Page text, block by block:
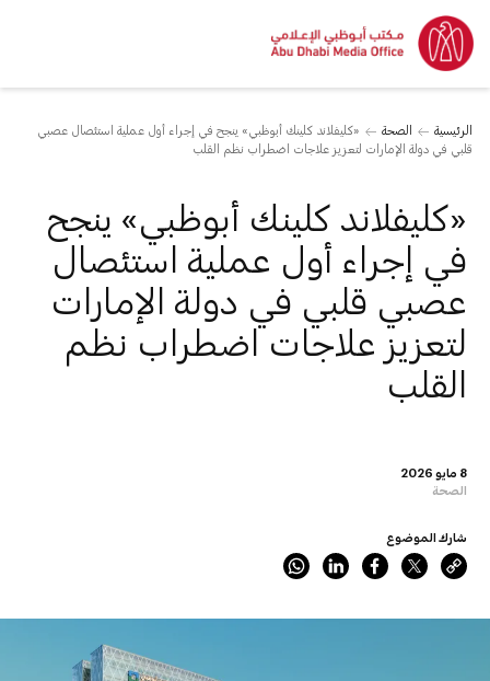
الرئيسية الصحة
«كليفلاند كلينك أبوظبي» ينجح في إجراء أول عملية استئصال عصبي
قلبي في دولة الإمارات لتعزيز علاجات اضطراب نظم القلب
8 مايو 2026
الصحة
«كليفلاند كلينك أبوظبي» ينجح
في إجراء أول عملية استئصال
عصبي قلبي في دولة الإمارات
لتعزيز علاجات اضطراب نظم
القلب
شارك الموضوع